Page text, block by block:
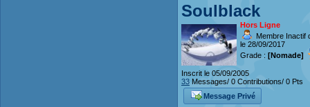
Soulblack
Hors Ligne
Membre Inactif
le 28/09/2017
Grade : [Nomade]
Inscrit le 05/09/2005
33 Messages/ 0 Contributions/ 0 Pts
Message Privé